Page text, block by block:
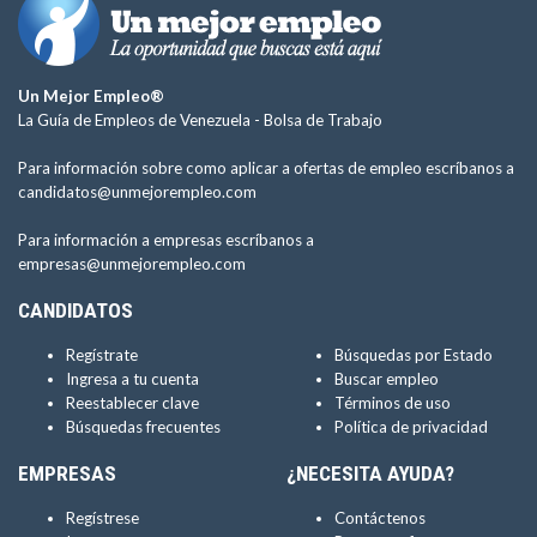
Un Mejor Empleo®
La Guía de Empleos de Venezuela - Bolsa de Trabajo
Para información sobre como aplicar a ofertas de empleo escríbanos a
candidatos@unmejorempleo.com
Para información a empresas escríbanos a
empresas@unmejorempleo.com
CANDIDATOS
Regístrate
Ingresa a tu cuenta
Reestablecer clave
Búsquedas frecuentes
Búsquedas por Estado
Buscar empleo
Términos de uso
Política de privacidad
EMPRESAS
Regístrese
¿NECESITA AYUDA?
Contáctenos